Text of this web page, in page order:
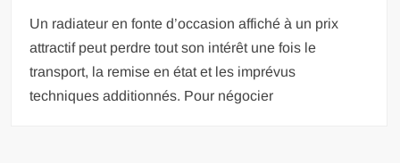
Un radiateur en fonte d’occasion affiché à un prix
attractif peut perdre tout son intérêt une fois le
transport, la remise en état et les imprévus
techniques additionnés. Pour négocier